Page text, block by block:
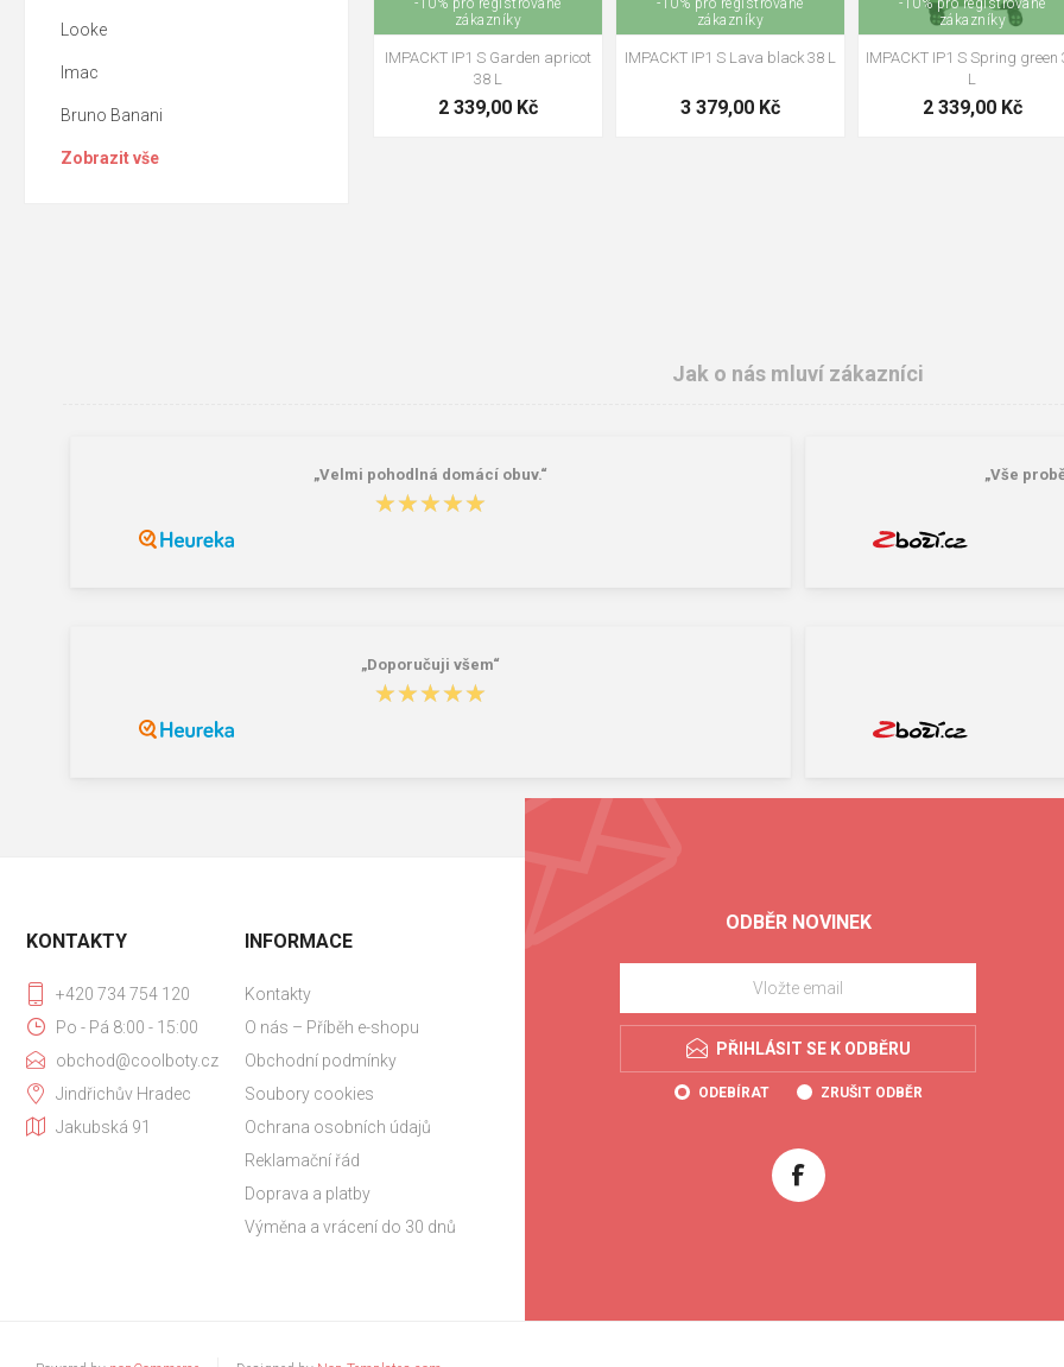
-10% pro registrované
zákazníky
IMPACKT IP1 S Garden apricot
38 L
2 339,00 Kč
-10% pro registrované
zákazníky
IMPACKT IP1 S Lava black 38 L
3 379,00 Kč
-10% pro registrované
zákazníky
IMPACKT IP1 S Spring green
L
2 339,00 Kč
Looke
Imac
Bruno Banani
Zobrazit vše
Jak o nás mluví zákazníci
„Velmi pohodlná domácí obuv.“
★★★★★
★★★★★
„Vše
„Doporučuji všem“
★★★★★
★★★★★
ODBĚR NOVINEK
PŘIHLÁSIT SE K ODBĚRU
ODEBÍRAT ZRUŠIT ODBĚR
KONTAKTY
+420 734 754 120
Po - Pá 8:00 - 15:00
obchod@coolboty.cz
Jindřichův Hradec
Jakubská 91
INFORMACE
Kontakty
O nás – Příběh e-shopu
Obchodní podmínky
Soubory cookies
Ochrana osobních údajů
Reklamační řád
Doprava a platby
Výměna a vrácení do 30 dnů